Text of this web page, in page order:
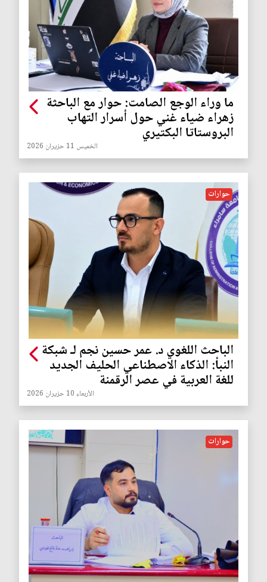
ما وراء الوجع الصامت: حوار مع الباحثة
زهراء ضياء غني حول أسرار التهاب
البروستاتا البكتيري
الخميس 11 حزيران 2026
حوارات
الباحث اللغوي د. عمر حسين نجم لـ شبكة
النبأ: الذكاء الاصطناعي الحليف الجديد
للغة العربية في عصر الرقمنة
الأربعاء 10 حزيران 2026
حوارات